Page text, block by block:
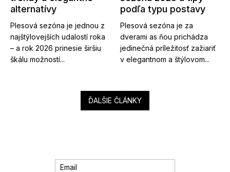
alternatívy
Plesová sezóna je jednou z
najštýlovejších udalostí roka
– a rok 2026 prinesie širšiu
škálu možností...
podľa typu postavy
Plesová sezóna je za
dverami as ňou prichádza
jedinečná príležitosť zažiariť
v elegantnom a štýlovom...
ĎALŠIE ČLÁNKY
Email